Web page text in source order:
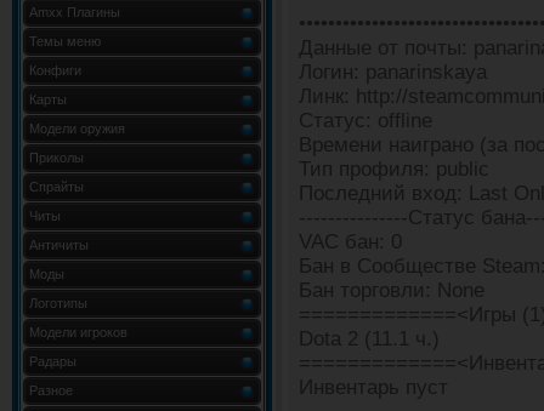
Amxx Плагины
Темы меню
Конфиги
Карты
Модели оружия
Приколы
Спрайты
Читы
Античиты
Моды
Логотипы
Модели игроков
Радары
Разное
Данные от почты:
Логин: panarinskaya
Линк: http://
Статус: offline
Времени наиграно (за
Тип профиля: public
Последний вход: Last
---------------Статус
VAC бан: 0
Бан в Сообществе
Бан торговли: None
=============<Игры
Dota 2 (11.1 ч.)
Инвентарь пуст